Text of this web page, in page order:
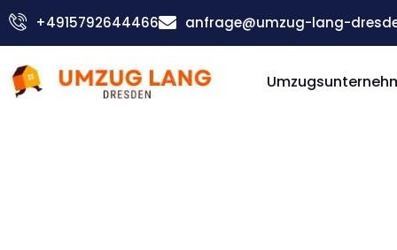
Zum
Inhalt
+4915792644466 anfrage@umzug-lang-